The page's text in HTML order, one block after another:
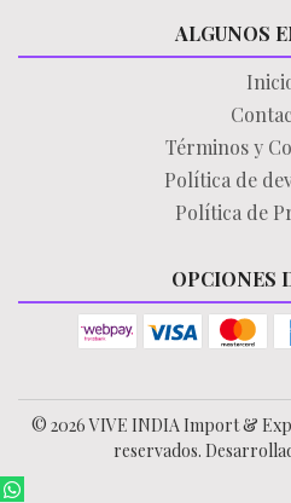
ALGUNOS
Términos y
Política de
Política de
OPCIONES
© 2026 VIVE INDIA Import &
reservados.